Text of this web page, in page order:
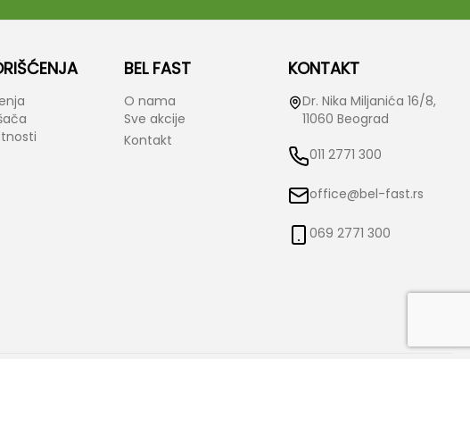
BEL FAST
O nama
Sve akcije
Kontakt
KONTAKT
Dr. Nika Miljanića 16/8,
11060 Beograd
011 2771 300
office@bel-fast.rs
069 2771 300